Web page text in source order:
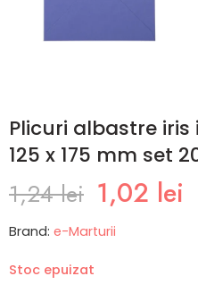
Plicuri albastre
125 x 175 mm set
1,24lei 1,02 lei
Brand: e-Marturii
Stoc epuizat